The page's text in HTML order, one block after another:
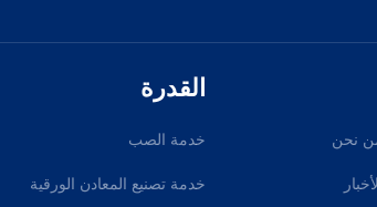
نحن
القدرة
خدمة الصب
خدمة تصنيع المعادن الورقية